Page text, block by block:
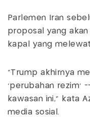
Parlemen Iran
proposal yang
kapal yang
"Trump akhirnya
'perubahan rezim'
kawasan ini," kata
media sosial.